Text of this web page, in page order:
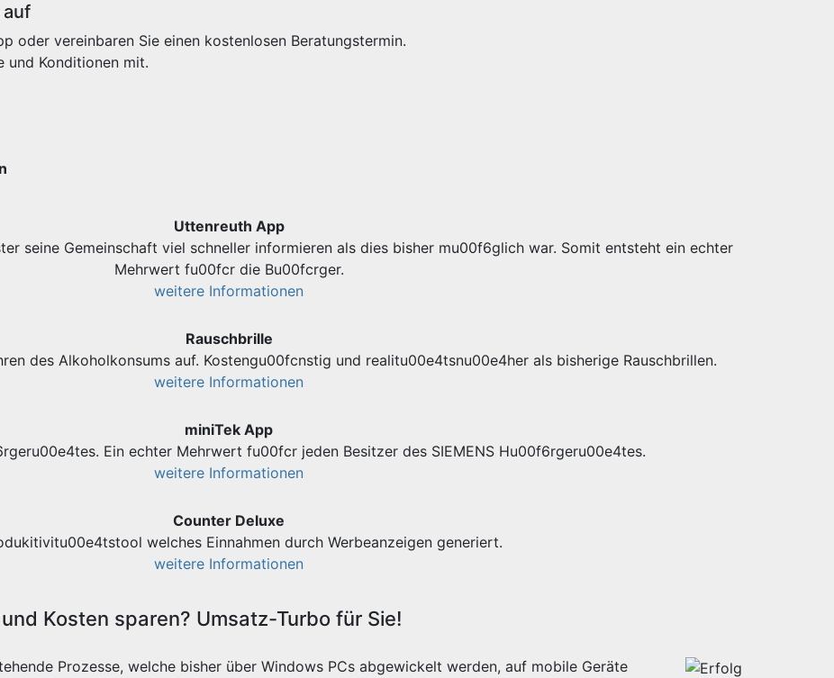
oder vereinbaren Sie einen kostenlosen Beratungstermin.
und Konditionen mit.
Uttenreuth App
seine Gemeinschaft viel schneller informieren als dies bisher mu00f6glich war. Somit entsteht ein echter
Mehrwert fu00fcr die Bu00fcrger.
weitere Informationen
Rauschbrille
des Alkoholkonsums auf. Kostengu00fcnstig und realitu00e4tsnu00e4her als bisherige Rauschbrillen.
weitere Informationen
miniTek App
Ein echter Mehrwert fu00fcr jeden Besitzer des SIEMENS Hu00f6rgeru00e4tes.
weitere Informationen
Counter Deluxe
welches Einnahmen durch Werbeanzeigen generiert.
weitere Informationen
Kosten sparen? Umsatz-Turbo für Sie!
Prozesse, welche bisher über Windows PCs abgewickelt werden, auf mobile Geräte